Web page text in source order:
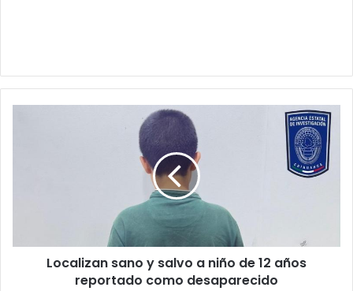
años
reportadoLocalizan sano y salvo a niño de 12 años
reportado como desaparecido